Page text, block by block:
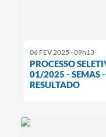
06 FEV 2025 - 09h13
PROCESSO
01/2025 - SEMAS
RESULTADO